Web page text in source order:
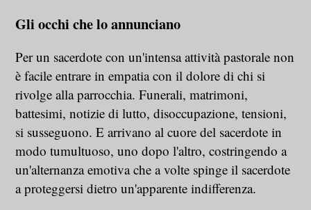
Gli occhi che lo annunciano
Per un sacerdote con un'intensa attività pastorale non
è facile entrare in empatia con il dolore di chi si
rivolge alla parrocchia. Funerali, matrimoni,
battesimi, notizie di lutto, disoccupazione, tensioni,
si susseguono. E arrivano al cuore del sacerdote in
modo tumultuoso, uno dopo l'altro, costringendo a
un'alternanza emotiva che a volte spinge il sacerdote
a proteggersi dietro un'apparente indifferenza.